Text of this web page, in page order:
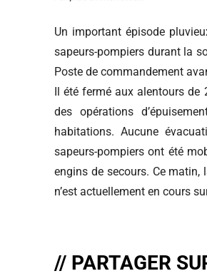
Un important épisode
sapeurs-pompiers durant la
Poste de commandement
Il été fermé aux alentours
des opérations
habitations. Aucune
sapeurs-pompiers ont été
engins de secours. Ce
n’est actuellement en cours
// PARTAGER